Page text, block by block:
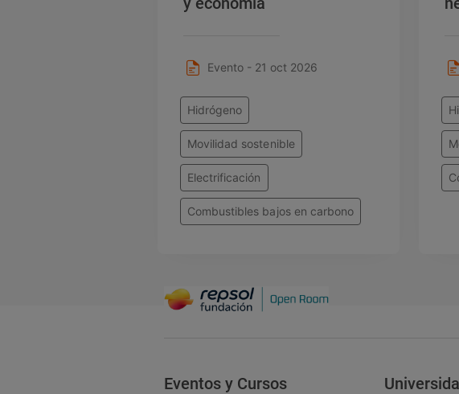
Evento - 21 oct 2026
Hidrógeno
Movilidad sostenible
Electrificación
Combustibles bajos en carbono
Eventos y Cursos